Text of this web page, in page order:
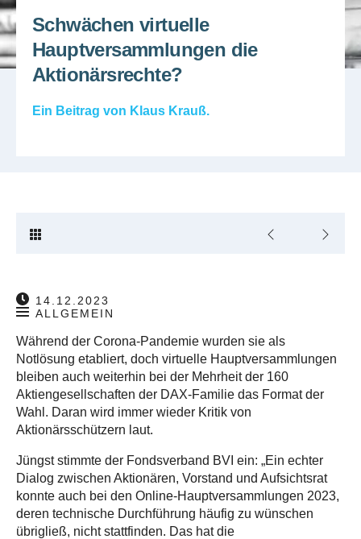
Schwächen virtuelle
Hauptversammlungen die
Aktionärsrechte?
Ein Beitrag von Klaus Krauß.
14.12.2023
ALLGEMEIN
Während der Corona-Pandemie wurden sie als
Notlösung etabliert, doch virtuelle Hauptversammlungen
bleiben auch weiterhin bei der Mehrheit der 160
Aktiengesellschaften der DAX-Familie das Format der
Wahl. Daran wird immer wieder Kritik von
Aktionärsschützern laut.
Jüngst stimmte der Fondsverband BVI ein: „Ein echter
Dialog zwischen Aktionären, Vorstand und Aufsichtsrat
konnte auch bei den Online-Hauptversammlungen 2023,
deren technische Durchführung häufig zu wünschen
übrigließ, nicht stattfinden. Das hat die